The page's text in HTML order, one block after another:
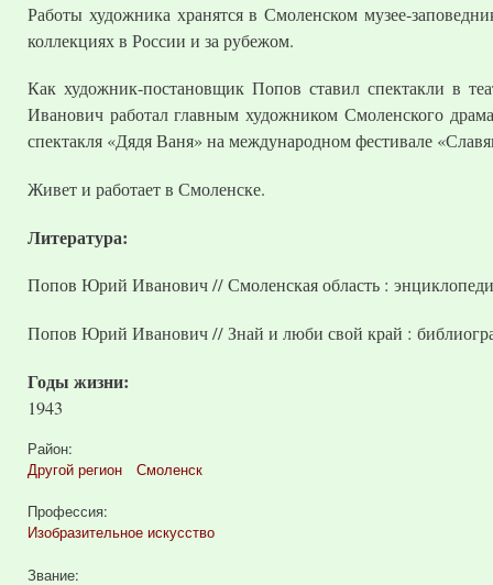
Работы художника хранятся в Смоленском музее-
коллекциях в России и за рубежом.
Как художник-постановщик Попов ставил спектакли в
Иванович работал главным художником Смоленского
спектакля «Дядя Ваня» на международном фестивале
Живет и работает в Смоленске.
Литература:
Попов Юрий Иванович // Смоленская область :
Попов Юрий Иванович // Знай и люби свой край :
Годы жизни:
1943
Район:
Другой регион
Смоленск
Профессия:
Изобразительное искусство
Звание: